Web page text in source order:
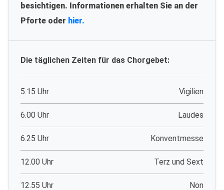
besichtigen. Informationen erhalten Sie an der
Pforte oder hier.
Die täglichen Zeiten für das Chorgebet:
5.15 Uhr Vigilien
6.00 Uhr Laudes
6.25 Uhr Konventmesse
12.00 Uhr Terz und Sext
12.55 Uhr Non